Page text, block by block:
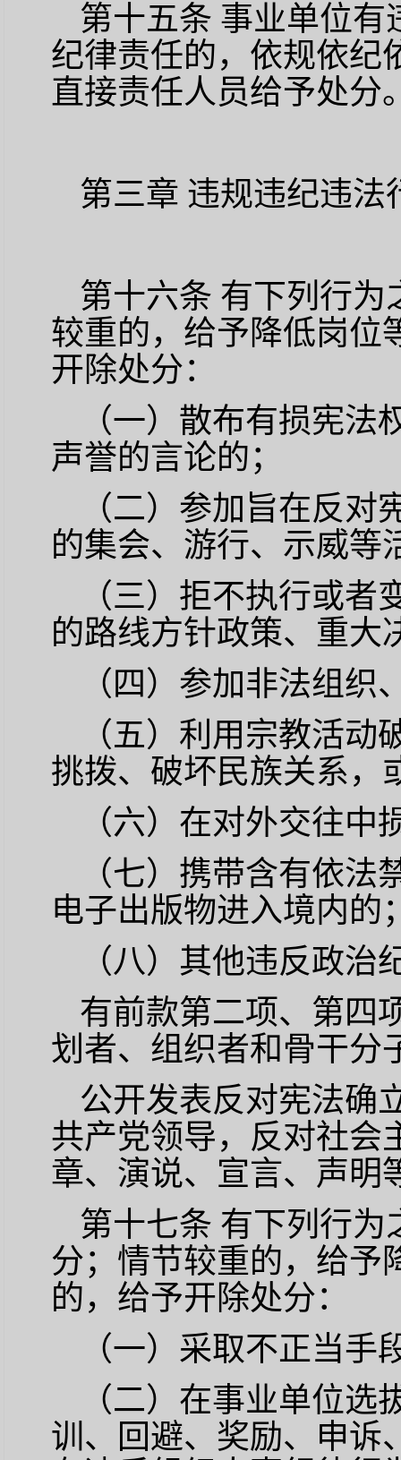
第十五条 事业单位有
纪律责任的，依规依纪
直接责任人员给予处分
第三章 违规违纪违法
第十六条 有下列行为
较重的，给予降低岗位
开除处分：
（一）散布有损宪
声誉的言论的；
（二）参加旨在反
的集会、游行、示威等
（三）拒不执行或
的路线方针政策、重大
（四）参加非法组织
（五）利用宗教活
挑拨、破坏民族关系，
（六）在对外交往
（七）携带含有依
电子出版物进入境内的
（八）其他违反政治
有前款第二项、第四
划者、组织者和骨干分
公开发表反对宪法确
共产党领导，反对社会
章、演说、宣言、声明
第十七条 有下列行为
分；情节较重的，给予
的，给予开除处分：
（一）采取不正当
（二）在事业单位
训、回避、奖励、申诉